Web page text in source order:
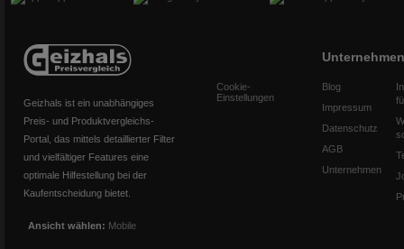
Geizhals ist ein unabhängiges
Preis- und Produktvergleichs-
Portal, das mittels detaillierter Filter
und vielfältiger Features eine
optimale Hilfestellung bei der
Kaufentscheidung bietet.
Ansicht wählen: Mobile
Cookie-
Einstellungen
Unternehmen
Blog
Impressum
Datenschutz
AGB
Unternehmen